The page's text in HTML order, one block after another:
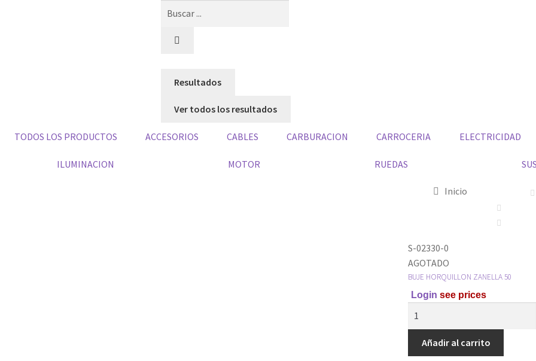
Resultados
Ver todos los resultados
TODOS LOS PRODUCTOS ACCESORIOS CABLES CARBURACION CARROCERIA ELECTRICIDAD
ILUMINACION MOTOR RUEDAS
Inicio
S-02330-0
AGOTADO
BUJE HORQUILLON ZANELLA 50
Login see prices
Añadir al carrito